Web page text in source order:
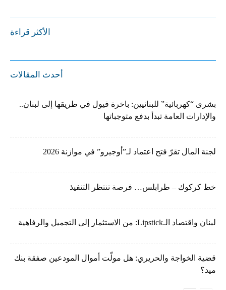
الأكثر قراءة
أحدث المقالات
بشرى “كهربائية” للبنانيين: باخرة فيول في طريقها إلى لبنان..
والإدارات العامة تبدأ بدفع متوجباتها
لجنة المال تقرّ فتح اعتماد لـ”أوجيرو” في موازنة 2026
خط كركوك – طرابلس… فرصة تنتظر التنفيذ
لبنان واقتصاد الـLipstick: من الاستثمار إلى التجميل والرفاهية
قضية الخواجة والحريري: هل مولّت أموال المودعين صفقة بنك
ميد؟